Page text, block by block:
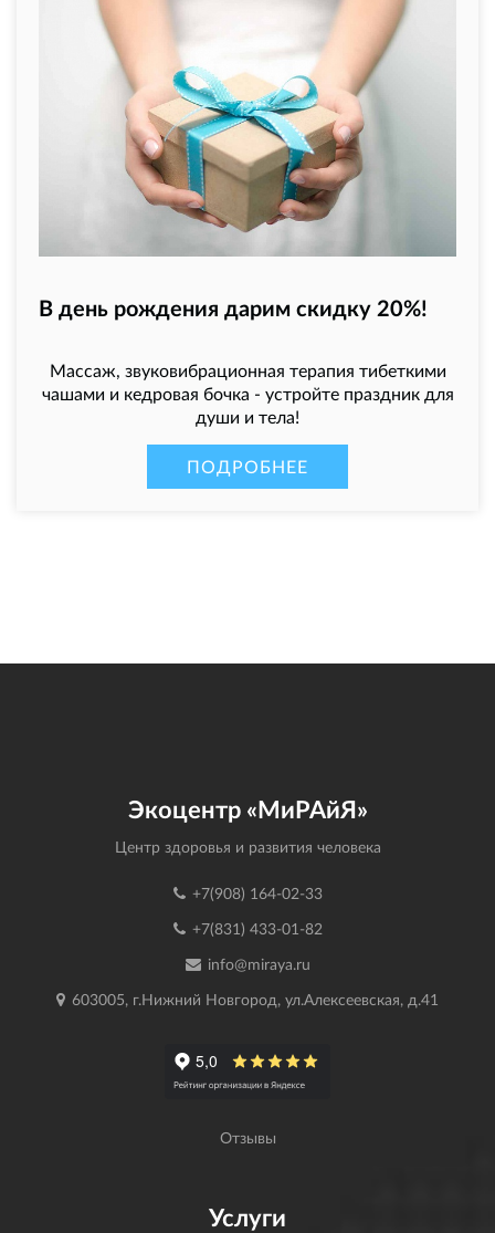
В день рождения дарим скидку 20%!
Массаж, звуковибрационная терапия тибеткими
чашами и кедровая бочка - устройте праздник для
души и тела!
ПОДРОБНЕЕ
Экоцентр «МиРАйЯ»
Центр здоровья и развития человека
+7(908) 164-02-33
+7(831) 433-01-82
info@miraya.ru
603005, г.Нижний Новгород, ул.Алексеевская, д.41
Отзывы
Услуги